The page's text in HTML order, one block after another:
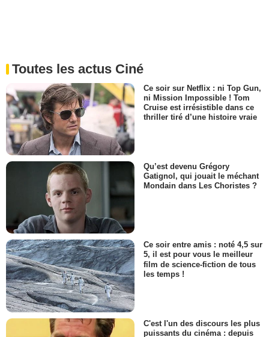
Toutes les actus Ciné
Ce soir sur Netflix : ni Top Gun,
ni Mission Impossible ! Tom
Cruise est irrésistible dans ce
thriller tiré d’une histoire vraie
Qu’est devenu Grégory
Gatignol, qui jouait le méchant
Mondain dans Les Choristes ?
Ce soir entre amis : noté 4,5 sur
5, il est pour vous le meilleur
film de science-fiction de tous
les temps !
C'est l'un des discours les plus
puissants du cinéma : depuis